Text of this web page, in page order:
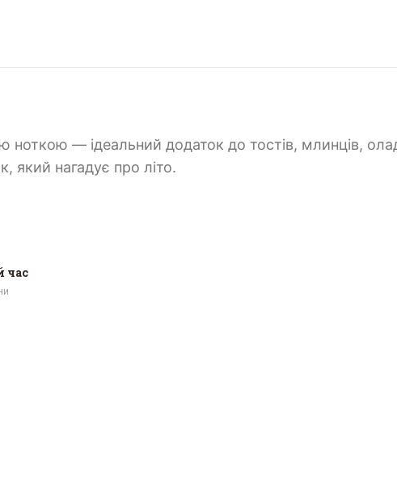
— ідеальний додаток до тостів, млинців,
який нагадує про літо.
час